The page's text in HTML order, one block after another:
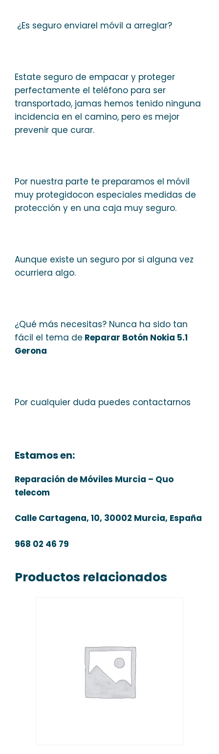
¿Es seguro enviarel móvil a arreglar?
Estate seguro de empacar y proteger
perfectamente el teléfono para ser
transportado, jamas hemos tenido ninguna
incidencia en el camino, pero es mejor
prevenir que curar.
Por nuestra parte te preparamos el móvil
muy protegidocon especiales medidas de
protección y en una caja muy seguro.
Aunque existe un seguro por si alguna vez
ocurriera algo.
¿Qué más necesitas? Nunca ha sido tan
fácil el tema de Reparar Botón Nokia 5.1
Gerona
Por cualquier duda puedes contactarnos
Estamos en:
Reparación de Móviles Murcia – Quo
telecom
Calle Cartagena, 10, 30002 Murcia, España
968 02 46 79
Productos relacionados